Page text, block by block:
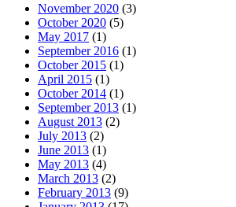
November 2020 (3)
October 2020 (5)
May 2017 (1)
September 2016 (1)
October 2015 (1)
April 2015 (1)
October 2014 (1)
September 2013 (1)
August 2013 (2)
July 2013 (2)
June 2013 (1)
May 2013 (4)
March 2013 (2)
February 2013 (9)